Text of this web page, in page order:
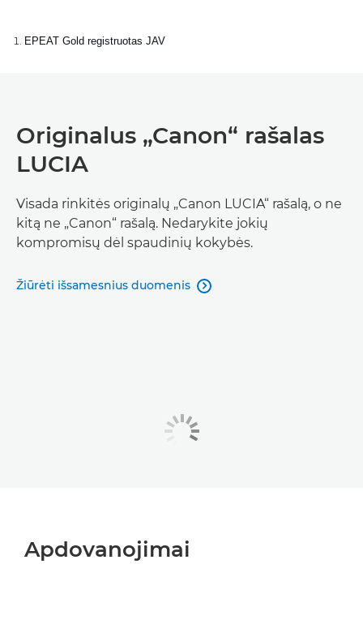
EPEAT Gold registruotas JAV
Originalus „Canon“ rašalas
LUCIA
Visada rinkitės originalų „Canon LUCIA“ rašalą, o ne
kitą ne „Canon“ rašalą. Nedarykite jokių
kompromisų dėl spaudinių kokybės.
Žiūrėti išsamesnius duomenis 
Apdovanojimai